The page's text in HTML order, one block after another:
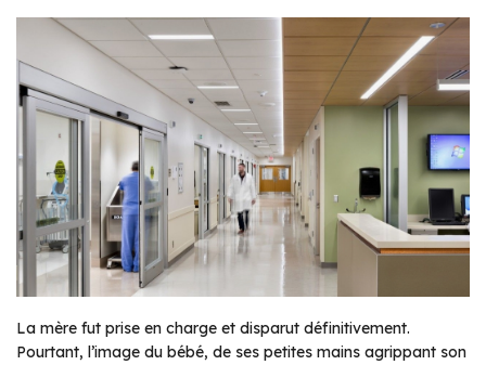
La mère fut prise en charge et disparut définitivement.
Pourtant, l’image du bébé, de ses petites mains agrippant son